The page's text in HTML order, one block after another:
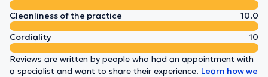
Cleanliness of the practice
10.0
Cordiality
10
Reviews are written by people who had an appointment with
a specialist and want to share their experience. Learn how we